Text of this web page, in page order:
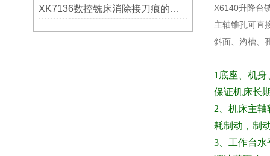
XK7136数控铣床消除接刀痕的操作
X6140升降台
主轴锥孔可直
斜面、沟槽、
1 底座、机
保证机床长
2 、机床主
耗制动，制
3、工作台水